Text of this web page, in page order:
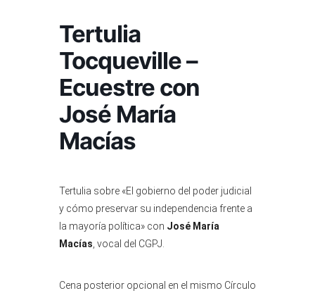
Tertulia
Tocqueville –
Ecuestre con
José María
Macías
Tertulia sobre «El gobierno del poder judicial
y cómo preservar su independencia frente a
la mayoría política» con José María
Macías , vocal del CGPJ.
Cena posterior opcional en el mismo Círculo